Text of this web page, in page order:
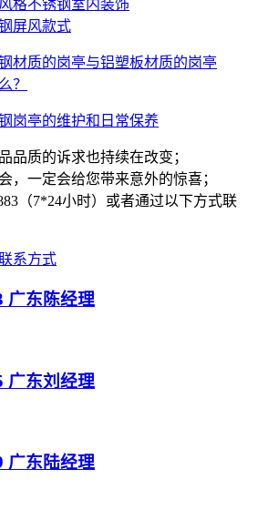
格不锈钢室内装饰
屏风款式
材质的岗亭与铝塑板材质的岗亭
？
岗亭的维护和日常保养
品质的诉求也持续在改变；
，一定会给您带来意外的惊喜；
（7*24小时）或者通过以下方式联
系方式
广东陈经理
广东刘经理
广东陆经理